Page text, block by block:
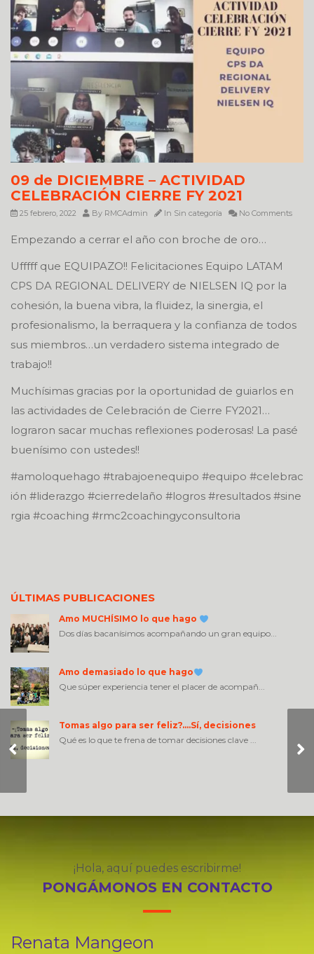
09 de DICIEMBRE – ACTIVIDAD
CELEBRACIÓN CIERRE FY 2021
25 febrero, 2022 By RMCAdmin In Sin categoría No Comments
Empezando a cerrar el año con broche de oro…
Ufffff que EQUIPAZO!! Felicitaciones Equipo LATAM
CPS DA REGIONAL DELIVERY de NIELSEN IQ por la
cohesión, la buena vibra, la fluidez, la sinergia, el
profesionalismo, la berraquera y la confianza de todos
sus miembros…un verdadero sistema integrado de
trabajo!!
Muchísimas gracias por la oportunidad de guiarlos en
las actividades de Celebración de Cierre FY2021…
lograron sacar muchas reflexiones poderosas! La pasé
buenísimo con ustedes!!
#amoloquehago #trabajoenequipo #equipo #celebrac
ión #liderazgo #cierredelaño #logros #resultados #sine
rgia #coaching #rmc2coachingyconsultoria
ÚLTIMAS PUBLICACIONES
Amo MUCHÍSIMO lo que hago
Dos días bacanísimos acompañando un gran equipo...
Amo demasiado lo que hago
Que súper experiencia tener el placer de acompañ...
Tomas algo para ser feliz?….Sí, decisiones
Qué es lo que te frena de tomar decisiones clave ...
No estamos en el
mismo barco…
¡Hola, aquí puedes escribirme!
PONGÁMONOS EN CONTACTO
Renata Mangeon